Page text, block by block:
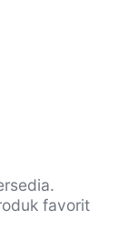
favorit